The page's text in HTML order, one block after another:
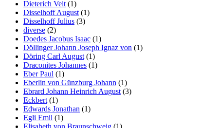
Dieterich Veit (1)
Disselhoff August (1)
Disselhoff Julius (3)
diverse (2)
Doedes Jacobus Isaac (1)
Döllinger Johann Joseph Ignaz von (1)
Döring Carl August (1)
Draconites Johannes (1)
Eber Paul (1)
Eberlin von Günzburg Johann (1)
Ebrard Johann Heinrich August (3)
Eckbert (1)
Edwards Jonathan (1)
Egli Emil (1)
Elisabeth von Braunschweig (1)